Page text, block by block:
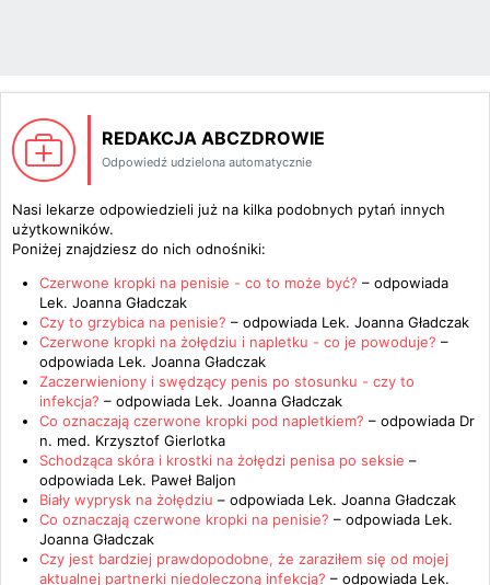
REDAKCJA ABCZDROWIE
Odpowiedź udzielona automatycznie
Nasi lekarze odpowiedzieli już na kilka podobnych pytań innych
użytkowników.
Poniżej znajdziesz do nich odnośniki:
Czerwone kropki na penisie - co to może być? – odpowiada
Lek. Joanna Gładczak
Czy to grzybica na penisie? – odpowiada Lek. Joanna Gładczak
Czerwone kropki na żołędziu i napletku - co je powoduje? –
odpowiada Lek. Joanna Gładczak
Zaczerwieniony i swędzący penis po stosunku - czy to
infekcja? – odpowiada Lek. Joanna Gładczak
Co oznaczają czerwone kropki pod napletkiem? – odpowiada Dr
n. med. Krzysztof Gierlotka
Schodząca skóra i krostki na żołędzi penisa po seksie –
odpowiada Lek. Paweł Baljon
Biały wyprysk na żołędziu – odpowiada Lek. Joanna Gładczak
Co oznaczają czerwone kropki na penisie? – odpowiada Lek.
Joanna Gładczak
Czy jest bardziej prawdopodobne, że zaraziłem się od mojej
aktualnej partnerki niedoleczoną infekcją? – odpowiada Lek.